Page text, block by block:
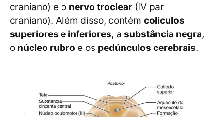
craniano) e o nervo troclear (IV par
craniano). Além disso, contém colículos
superiores e inferiores, a substância negra,
o núcleo rubro e os pedúnculos cerebrais.